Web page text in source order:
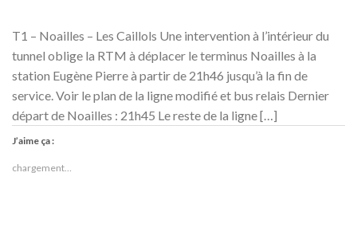
T1 – Noailles – Les Caillols Une intervention à l’intérieur du
tunnel oblige la RTM à déplacer le terminus Noailles à la
station Eugène Pierre à partir de 21h46 jusqu’à la fin de
service. Voir le plan de la ligne modifié et bus relais Dernier
départ de Noailles : 21h45 Le reste de la ligne […]
J’aime ça :
chargement…